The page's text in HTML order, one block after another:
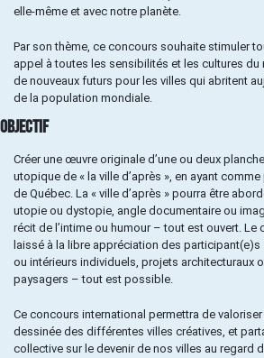
elle-même et avec notre planète.
Par son thème, ce concours souhaite stimuler
appel à toutes les sensibilités et les cultures
de nouveaux futurs pour les villes qui abritent
de la population mondiale.
OBJECTIF
Créer une œuvre originale d’une ou deux
utopique de « la ville d’après », en ayant
de Québec. La « ville d’après » pourra être
utopie ou dystopie, angle documentaire ou
récit de l’intime ou humour – tout est ouvert. Le
laissé à la libre appréciation des participant(e)s
ou intérieurs individuels, projets architecturaux
paysagers – tout est possible.
Ce concours international permettra de
dessinée des différentes villes créatives, et
collective sur le devenir de nos villes au regard